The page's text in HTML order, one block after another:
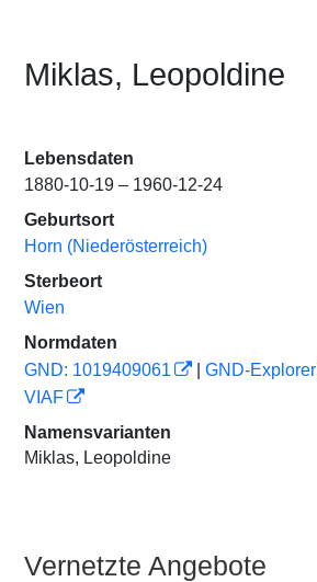
Miklas, Leopoldine
Lebensdaten
1880-10-19 – 1960-12-24
Geburtsort
Horn (Niederösterreich)
Sterbeort
Wien
Normdaten
GND: 1019409061
GND-Explorer
VIAF
Namensvarianten
Miklas, Leopoldine
Vernetzte Angebote